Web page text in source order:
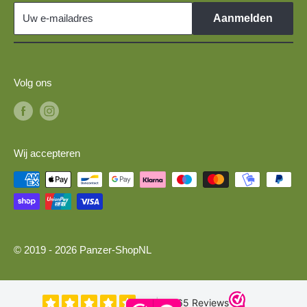
Uw e-mailadres Aanmelden
Militaire voertuigen 1:87 voor H0-spoor modeltreinen
Volg ons
Wij accepteren
© 2019 - 2026 Panzer-ShopNL